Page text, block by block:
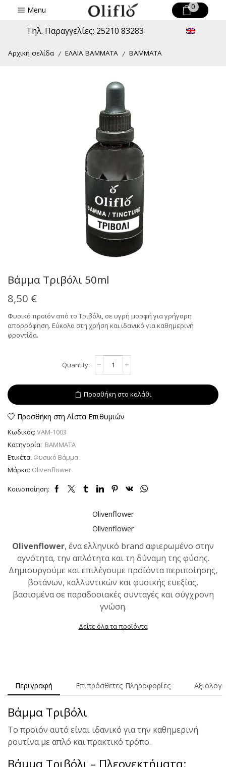
Menu 0
Τηλ. Παραγγελίες: 25210 83283
Αρχική σελίδα / ΕΛΑΙΑ ΒΑΜΜΑΤΑ / ΒΑΜΜΑΤΑ
Βάμμα Τριβόλι 50ml
8,50 €
Φυσικό προϊόν από το Τριβόλι, σε υγρή μορφή για γρήγορη
απορρόφηση. Εύκολο στη χρήση και ιδανικό για καθημερινή
φροντίδα.
Τριβόλι
50ml
ποσότητα
Προσθήκη στο καλάθι
Προσθήκη στη Λίστα Επιθυμιών
Κωδικός: VAM-1003
Κατηγορία: ΒΑΜΜΑΤΑ
Ετικέτα: Φυσικό Βάμμα
Μάρκα: Olivenflower
Κοινοποίηση:
Olivenflower
Olivenflower
Olivenflower, ένα ελληνικό brand αφιερωμένο στην
αγνότητα, την απλότητα και τη δύναμη της φύσης.
Δημιουργούμε και επιλέγουμε προϊόντα περιποίησης,
βοτάνων, καλλυντικών και φυσικής ευεξίας,
βασισμένα σε παραδοσιακές συνταγές και σύγχρονη
γνώση.
Δείτε όλα τα προϊόντα
Περιγραφή Επιπρόσθετες Πληροφορίες
Βάμμα Τριβόλι
Το προϊόν αυτό είναι ιδανικό για την καθημερινή
ρουτίνα με απλό και πρακτικό τρόπο.
Βάμμα Τριβόλι – Πλεονεκτήματα: